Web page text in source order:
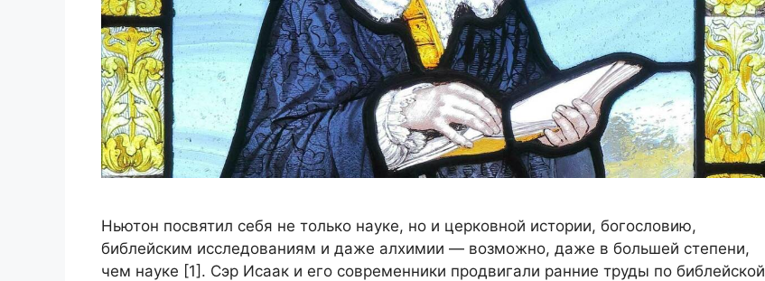
Ньютон посвятил себя не только науке, но и церковной истории, богословию,
библейским исследованиям и даже алхимии — возможно, даже в большей степени,
чем науке [1]. Сэр Исаак и его современники продвигали ранние труды по библейской